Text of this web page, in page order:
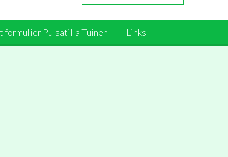
formulier Pulsatilla Tuinen Links